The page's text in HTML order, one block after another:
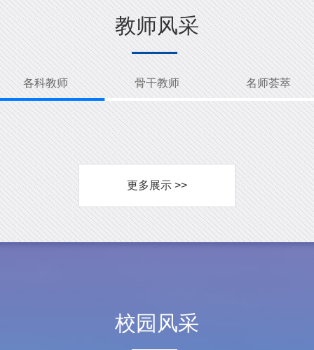
教师风采
各科教师 骨干教师 名师荟萃
更多展示 >>
校园风采